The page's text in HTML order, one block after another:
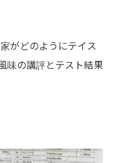
がどのようにテイス
味の講評とテスト結果